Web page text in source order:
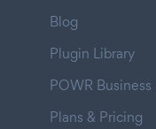
Blog
Plugin Library
POWR Business
Plans & Pricing